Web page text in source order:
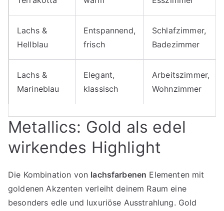
Lachs &
Hellblau
Entspannend,
frisch
Schlafzimmer,
Badezimmer
Lachs &
Marineblau
Elegant,
klassisch
Arbeitszimmer,
Wohnzimmer
Metallics: Gold als edel
wirkendes Highlight
Die Kombination von lachsfarbenen Elementen mit
goldenen Akzenten verleiht deinem Raum eine
besonders edle und luxuriöse Ausstrahlung. Gold